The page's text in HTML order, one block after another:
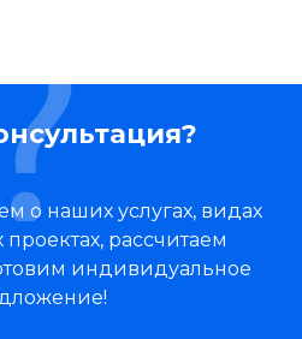
о наших услугах, видах
рассчитаем
индивидуальное